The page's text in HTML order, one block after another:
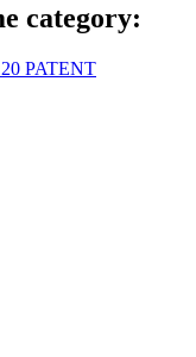
category: